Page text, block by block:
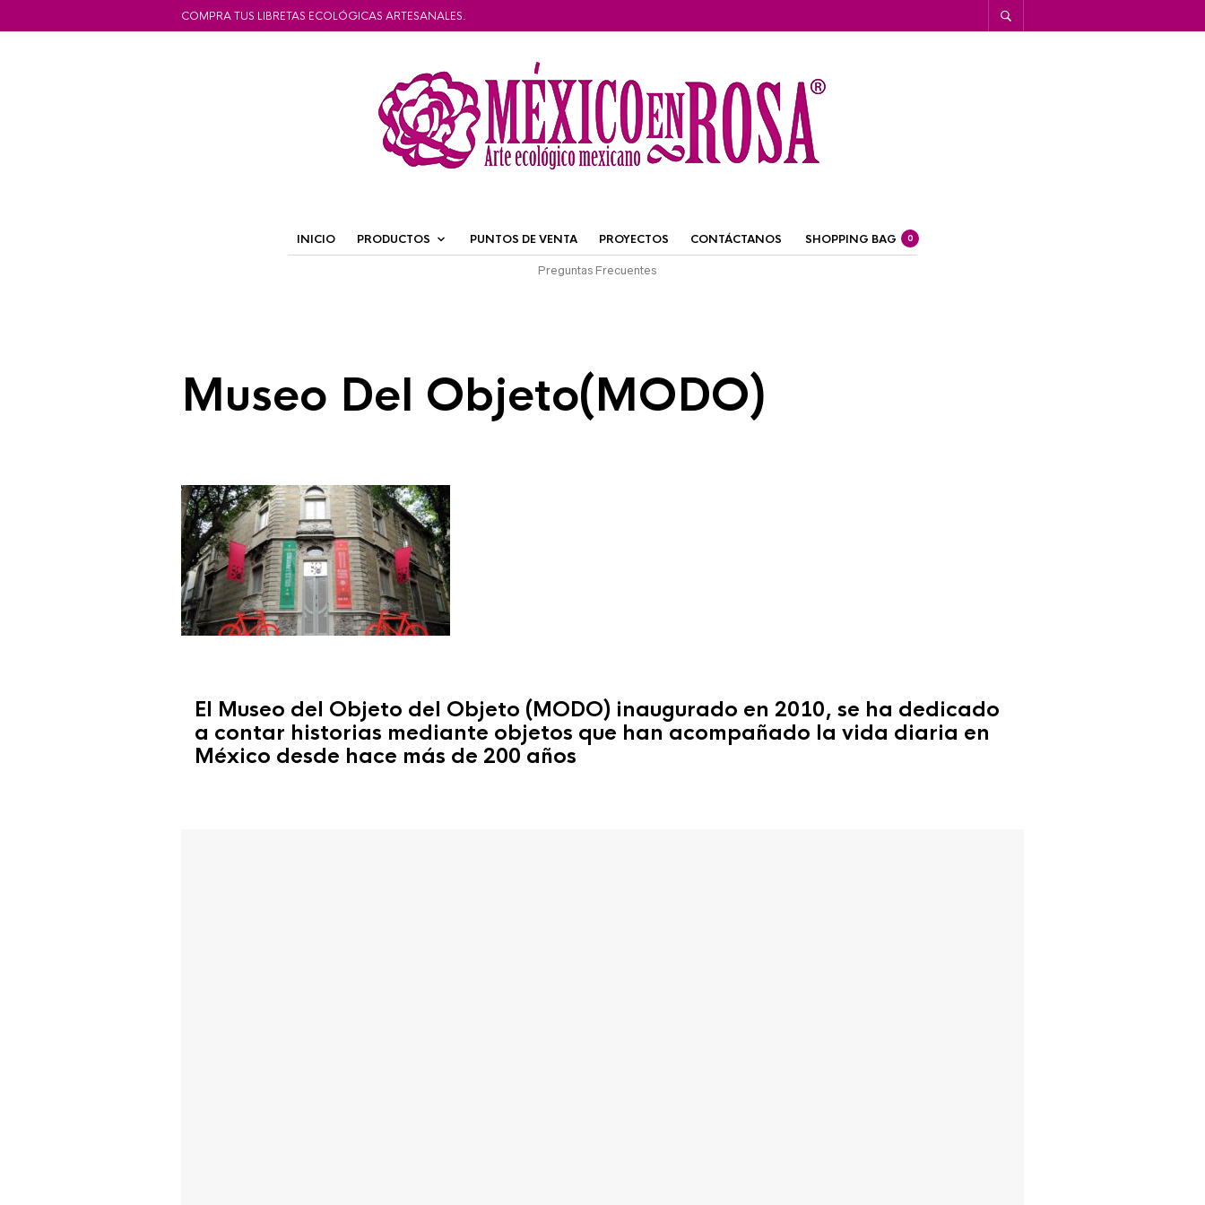
COMPRA TUS LIBRETAS ECOLÓGICAS ARTESANALES.
INICIO PRODUCTOS PUNTOS DE VENTA PROYECTOS CONTÁCTANOS SHOPPING BAG 0
Preguntas Frecuentes
Museo Del Objeto(MODO)
El Museo del Objeto del Objeto (MODO) inaugurado en 2010, se ha dedicado
a contar historias mediante objetos que han acompañado la vida diaria en
México desde hace más de 200 años